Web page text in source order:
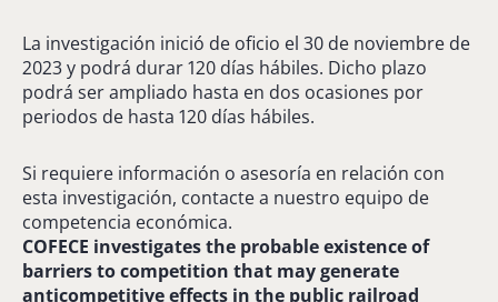
La investigación inició de oficio el 30 de noviembre de
2023 y podrá durar 120 días hábiles. Dicho plazo
podrá ser ampliado hasta en dos ocasiones por
periodos de hasta 120 días hábiles.
Si requiere información o asesoría en relación con
esta investigación, contacte a nuestro equipo de
competencia económica.
COFECE investigates the probable existence of
barriers to competition that may generate
anticompetitive effects in the public railroad